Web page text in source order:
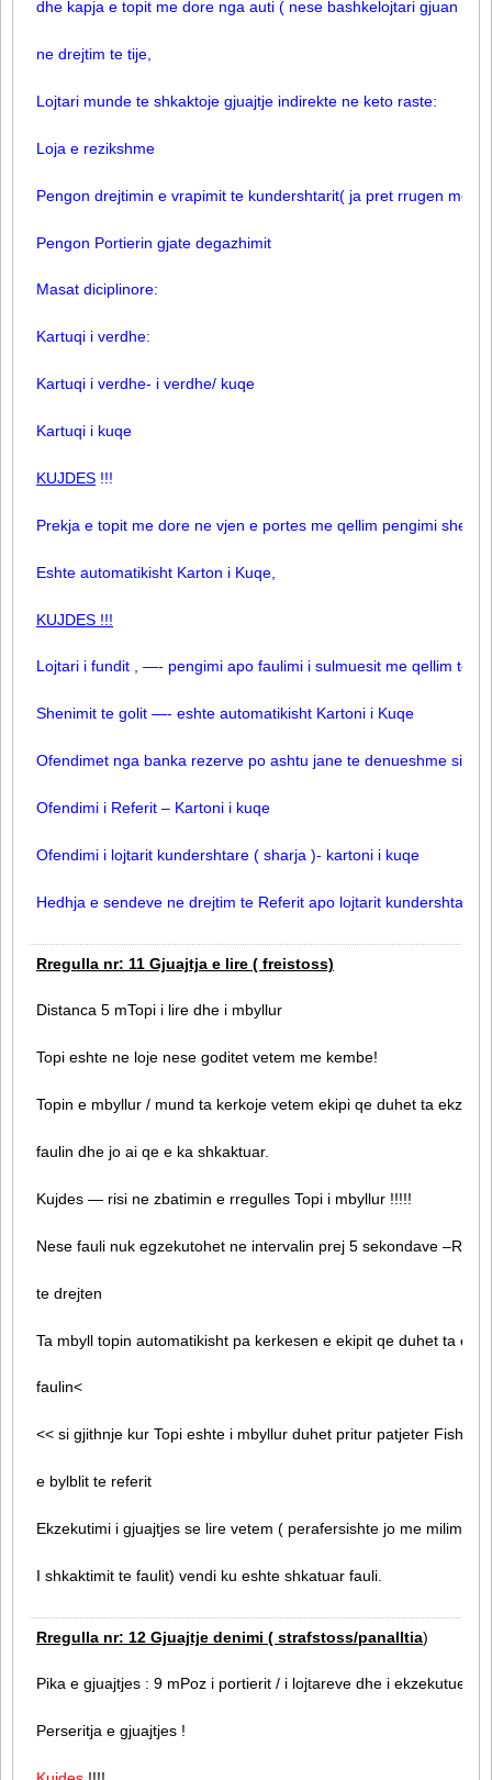
dhe kapja e topit me dore nga auti ( nese bashkelojtari gjuan
ne drejtim te tije,
Lojtari munde te shkaktoje gjuajtje indirekte ne keto raste:
Loja e rezikshme
Pengon drejtimin e vrapimit te kundershtarit( ja pret rrugen me
Pengon Portierin gjate degazhimit
Masat diciplinore:
Kartuqi i verdhe:
Kartuqi i verdhe- i verdhe/ kuqe
Kartuqi i kuqe
KUJDES !!!
Prekja e topit me dore ne vjen e portes me qellim pengimi
Eshte automatikisht Karton i Kuqe,
KUJDES !!!
Lojtari i fundit , —- pengimi apo faulimi i sulmuesit me qellim te
Shenimit te golit —- eshte automatikisht Kartoni i Kuqe
Ofendimet nga banka rezerve po ashtu jane te denueshme si ne
Ofendimi i Referit – Kartoni i kuqe
Ofendimi i lojtarit kundershtare ( sharja )- kartoni i kuqe
Hedhja e sendeve ne drejtim te Referit apo lojtarit kundershtare-
Rregulla nr: 11 Gjuajtja e lire ( freistoss)
Distanca 5 mTopi i lire dhe i mbyllur
Topi eshte ne loje nese goditet vetem me kembe!
Topin e mbyllur / mund ta kerkoje vetem ekipi qe duhet ta
faulin dhe jo ai qe e ka shkaktuar.
Kujdes — risi ne zbatimin e rregulles Topi i mbyllur !!!!!
Nese fauli nuk egzekutohet ne intervalin prej 5 sekondave
te drejten
Ta mbyll topin automatikisht pa kerkesen e ekipit qe duhet ta
faulin<
<< si gjithnje kur Topi eshte i mbyllur duhet pritur patjeter
e bylblit te referit
Ekzekutimi i gjuajtjes se lire vetem ( perafersishte jo me
I shkaktimit te faulit) vendi ku eshte shkatuar fauli.
Rregulla nr: 12 Gjuajtje denimi ( strafstoss/panalltia)
Pika e gjuajtjes : 9 mPoz i portierit / i lojtareve dhe i ekzekutuesit
Perseritja e gjuajtjes !